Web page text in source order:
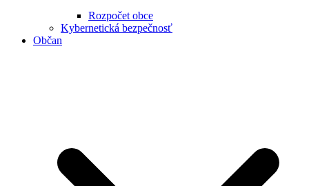
Rozpočet obce
Kybernetická bezpečnosť
Občan